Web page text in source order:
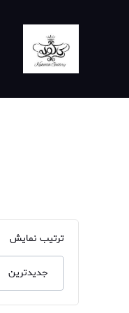
ترتیب نمایش
جدیدترین